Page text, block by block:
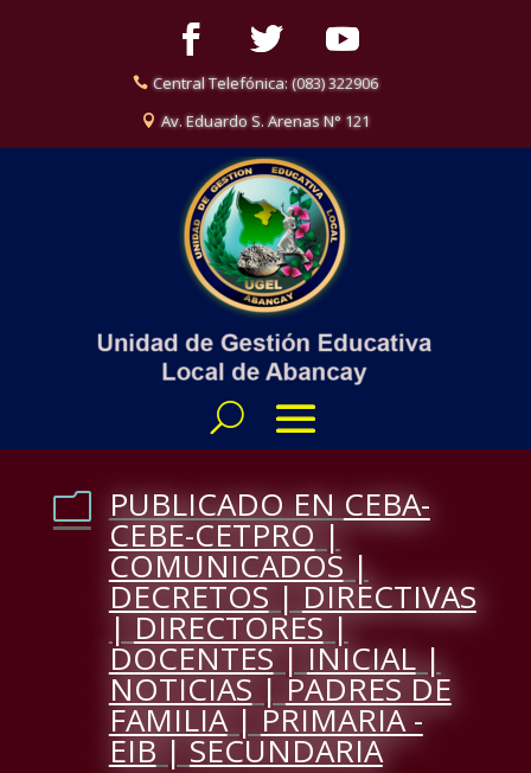
Central Telefónica: (083) 322906
Av. Eduardo S. Arenas N° 121
m PUBLICADO ENCEBA-
CEBE-CETPRO|
COMUNICADOS|
DECRETOS|DIRECTIVAS
|DIRECTORES|
DOCENTES|INICIAL|
NOTICIAS|PADRES DE
FAMILIA|PRIMARIA -
EIB|SECUNDARIA